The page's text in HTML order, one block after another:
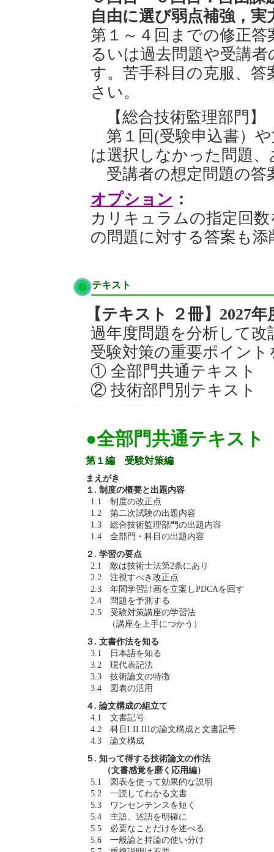
自由に選び弱点補強，実
第１～４回までの修正
るいは過去問題や受講
す。苦手科目の克服、
さい。
【総合技術監理部門】
第１回(受験申込書）
は選択しなかった問題
受講者の想定問題の答
オプション ：
カリキュラムの指定回
の問題に対する答案も
テキスト
【テキスト ２冊】2027
過年度問題を分析して
受験対策の重要ポイン
① 全部門共通テキスト
② 技術部門別テキスト
●全部門共通テキスト
第１編 受験対策編
まえがき
１. 制度の概要と出題内容
1.1 制度の改正点
1.2 第二次試験の出題内容
1.3 総合技術監理部門の出題内容
1.4 全部門・科目の出題内容
２. 学習の要点
2.1 敵は技術士法第2条にあり
2.2 注視すべき改正点
2.3 年間学習計画を立案しPDCAを回す
2.4 問題を予測する
2.5 受験対策講座の学習法
（講座を上手につかう）
３. 文書作法を知る
3.1 日本語を知る
3.2 現代表記法
3.3 技術論文の特徴
3.4 図表の活用
４. 論文構成の組立て
4.1 文書記号
4.2 科目I II IIIの論文構成と文書記号
4.3 論文構成
５. 知って得する技術論文の作法
（文書感覚を磨く応用編）
5.1 図表を使って効果的な説明
5.2 一読してわかる文書
5.3 ワンセンテンスを短く
5.4 主語、述語を明確に
5.5 必要なことだけを述べる
5.6 一般論と持論の使い分け